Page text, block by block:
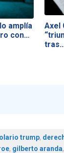
amplía
con…
Axel
trump,
, gilberto aranda,